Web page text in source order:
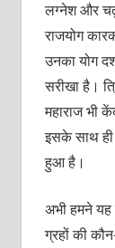
लग्नेश और
राजयोग
उनका योग
सरीखा है।
महाराज भी
इसके साथ
हुआ है।
अभी हमने यह
ग्रहों की